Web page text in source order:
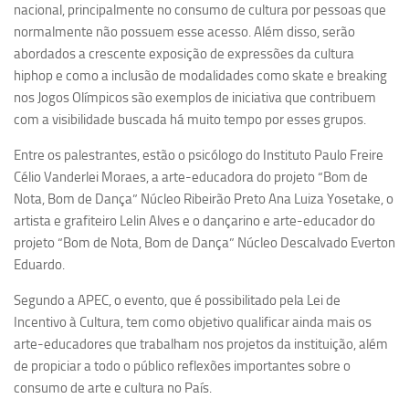
Ano Sabático
Daniel Domingues dos Santos
Programas Ano Sabático Encerrados
Cíntia Rosa Pereira de Lima
Cristina Godoy Bernardo de Oliveira (FDRP)
Evandro Eduardo Seron Ruiz
Fabiana Cristina Severi (FDRP)
Fernando de Lima Caneppele
Geciane Silveira Porto
Professor Sênior
Professores Seniores Encerrados
Institucional
nacional, principalmente no consumo de cultura por pessoas que
normalmente não possuem esse acesso. Além disso, serão
abordados a crescente exposição de expressões da cultura
hiphop e como a inclusão de modalidades como skate e breaking
nos Jogos Olímpicos são exemplos de iniciativa que contribuem
com a visibilidade buscada há muito tempo por esses grupos.
Entre os palestrantes, estão o psicólogo do Instituto Paulo Freire
Célio Vanderlei Moraes, a arte-educadora do projeto “Bom de
Nota, Bom de Dança” Núcleo Ribeirão Preto Ana Luiza Yosetake, o
artista e grafiteiro Lelin Alves e o dançarino e arte-educador do
projeto “Bom de Nota, Bom de Dança” Núcleo Descalvado Everton
Eduardo.
Segundo a APEC, o evento, que é possibilitado pela Lei de
Incentivo à Cultura, tem como objetivo qualificar ainda mais os
arte-educadores que trabalham nos projetos da instituição, além
de propiciar a todo o público reflexões importantes sobre o
consumo de arte e cultura no País.